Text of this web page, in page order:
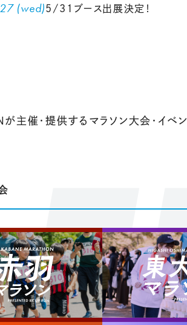
(wed)5/31ブース出展決定！
主催・提供する マラソン大会・イベン